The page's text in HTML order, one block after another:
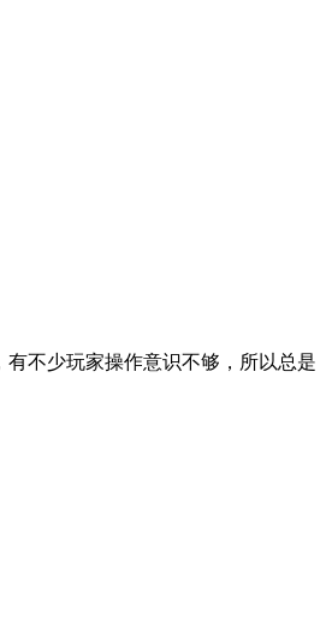
不少玩家操作意识不够，所以总是